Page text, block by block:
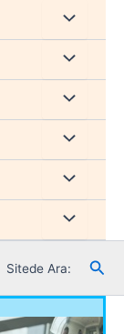
Menu
düğmesi
Menu
düğmesi
Menu
düğmesi
Menu
düğmesi
Menu
düğmesi
Menu
düğmesi
Sitede Ara: